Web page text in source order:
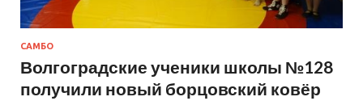
САМБО
Волгоградские ученики школы №128
получили новый борцовский ковёр